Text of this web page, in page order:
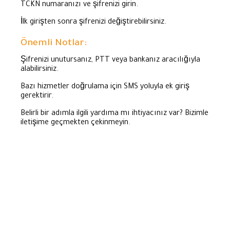
TCKN numaranızı ve şifrenizi girin.
İlk girişten sonra şifrenizi değiştirebilirsiniz.
Önemli Notlar:
Şifrenizi unutursanız, PTT veya bankanız aracılığıyla
alabilirsiniz.
Bazı hizmetler doğrulama için SMS yoluyla ek giriş
gerektirir.
Belirli bir adımla ilgili yardıma mı ihtiyacınız var? Bizimle
iletişime geçmekten çekinmeyin.